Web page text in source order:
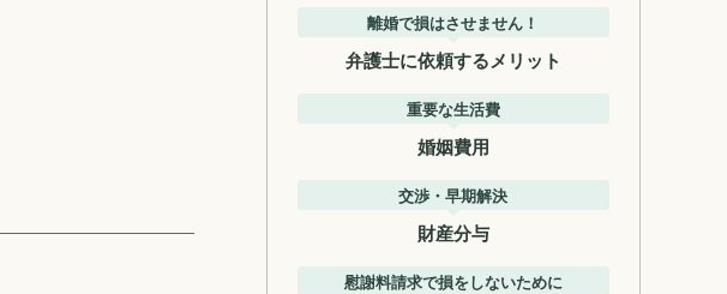
離婚で損はさせません！
弁護士に依頼するメリット
重要な生活費
婚姻費用
交渉・早期解決
財産分与
慰謝料請求で損をしないために